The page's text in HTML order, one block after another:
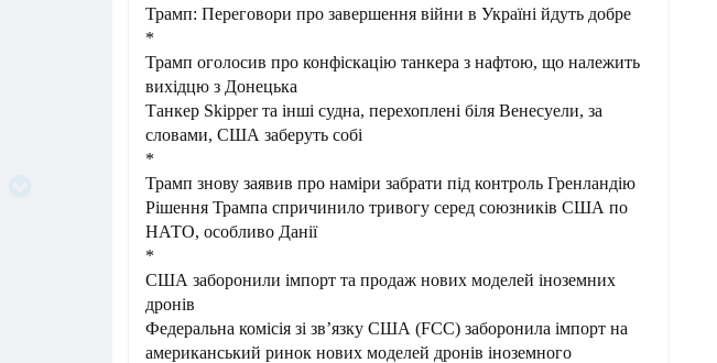
Трамп: Переговори про завершення війни в Україні йдуть добре
*
Трамп оголосив про конфіскацію танкера з нафтою, що належить
вихідцю з Донецька
Танкер Skipper та інші судна, перехоплені біля Венесуели, за
словами, США заберуть собі
*
Трамп знову заявив про наміри забрати під контроль Гренландію
Рішення Трампа спричинило тривогу серед союзників США по
НАТО, особливо Данії
*
США заборонили імпорт та продаж нових моделей іноземних
дронів
Федеральна комісія зі зв’язку США (FCC) заборонила імпорт на
американський ринок нових моделей дронів іноземного